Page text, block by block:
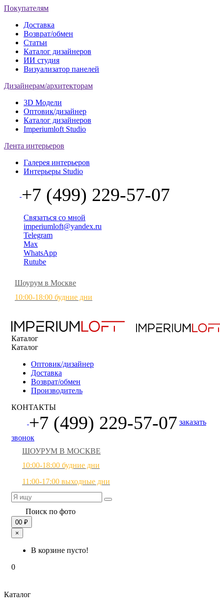
Покупателям
Доставка
Возврат/обмен
Статьи
Каталог дизайнеров
ИИ студия
Визуализатор панелей
Дизайнерам/архитекторам
3D Модели
Оптовик/дизайнер
Каталог дизайнеров
Imperiumloft Studio
Лента интерьеров
Галерея интерьеров
Интерьеры Studio
+7 (499) 229-57-07
Связаться со мной
imperiumloft@yandex.ru
Telegram
Max
WhatsApp
Rutube
Шоурум в Москве
10:00-18:00 будние дни
Каталог
Каталог
Оптовик/дизайнер
Доставка
Возврат/обмен
Производитель
КОНТАКТЫ
+7 (499) 229-57-07 заказать
звонок
ШОУРУМ В МОСКВЕ
10:00-18:00 будние дни
11:00-17:00 выходные дни
Поиск по фото
00 ₽
×
В корзине пусто!
0
Каталог